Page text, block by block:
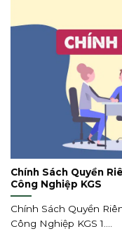
Chính Sách Quyền
Công Nghiệp KGS
Chính Sách Quyền
Công Nghiệp KGS 1....